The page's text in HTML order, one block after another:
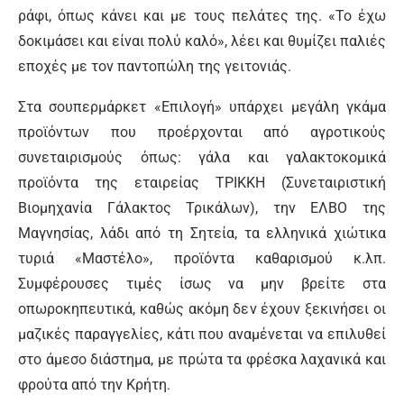
ράφι, όπως κάνει και με τους πελάτες της. «Το έχω
δοκιμάσει και είναι πολύ καλό», λέει και θυμίζει παλιές
εποχές με τον παντοπώλη της γειτονιάς.
Στα σουπερμάρκετ «Επιλογή» υπάρχει μεγάλη γκάμα
προϊόντων που προέρχονται από αγροτικούς
συνεταιρισμούς όπως: γάλα και γαλακτοκομικά
προϊόντα της εταιρείας ΤΡΙΚΚΗ (Συνεταιριστική
Βιομηχανία Γάλακτος Τρικάλων), την ΕΛΒΟ της
Μαγνησίας, λάδι από τη Σητεία, τα ελληνικά χιώτικα
τυριά «Μαστέλο», προϊόντα καθαρισμού κ.λπ.
Συμφέρουσες τιμές ίσως να μην βρείτε στα
οπωροκηπευτικά, καθώς ακόμη δεν έχουν ξεκινήσει οι
μαζικές παραγγελίες, κάτι που αναμένεται να επιλυθεί
στο άμεσο διάστημα, με πρώτα τα φρέσκα λαχανικά και
φρούτα από την Κρήτη.